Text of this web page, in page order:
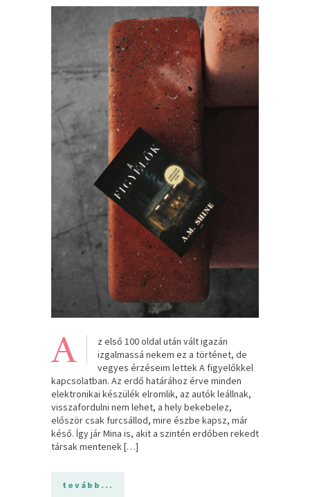
A
z első 100 oldal után vált igazán
izgalmassá nekem ez a történet, de
vegyes érzéseim lettek A figyelőkkel
kapcsolatban. Az erdő határához érve minden
elektronikai készülék elromlik, az autók leállnak,
visszafordulni nem lehet, a hely bekebelez,
először csak furcsállod, mire észbe kapsz, már
késő. Így jár Mina is, akit a szintén erdőben rekedt
társak mentenek […]
tovább...